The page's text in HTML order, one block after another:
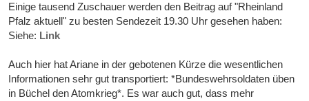
Einige tausend Zuschauer werden den Beitrag auf "Rheinland
Pfalz aktuell" zu besten Sendezeit 19.30 Uhr gesehen haben:
Siehe: Link
Auch hier hat Ariane in der gebotenen Kürze die wesentlichen
Informationen sehr gut transportiert: *Bundeswehrsoldaten üben
in Büchel den Atomkrieg*. Es war auch gut, dass mehr